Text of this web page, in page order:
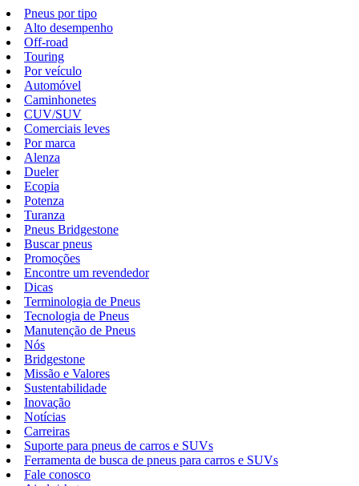
Pneus por tipo
Alto desempenho
Off-road
Touring
Por veículo
Automóvel
Caminhonetes
CUV/SUV
Comerciais leves
Por marca
Alenza
Dueler
Ecopia
Potenza
Turanza
Pneus Bridgestone
Buscar pneus
Promoções
Encontre um revendedor
Dicas
Terminologia de Pneus
Tecnologia de Pneus
Manutenção de Pneus
Nós
Bridgestone
Missão e Valores
Sustentabilidade
Inovação
Notícias
Carreiras
Suporte para pneus de carros e SUVs
Ferramenta de busca de pneus para carros e SUVs
Fale conosco